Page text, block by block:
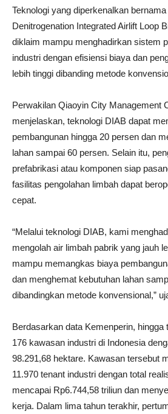
Teknologi yang diperkenalkan
Denitrogenation Integrated Airlift Loop
diklaim mampu menghadirkan sistem
industri dengan efisiensi biaya dan
lebih tinggi dibanding metode
Perwakilan Qiaoyin City Management
menjelaskan, teknologi DIAB dapat
pembangunan hingga 20 persen dan
lahan sampai 60 persen. Selain itu,
prefabrikasi atau komponen siap
fasilitas pengolahan limbah dapat
cepat.
“Melalui teknologi DIAB, kami
mengolah air limbah pabrik yang jauh
mampu memangkas biaya
dan menghemat kebutuhan lahan
dibandingkan metode konvensional,”
Berdasarkan data Kemenperin, hingga
176 kawasan industri di Indonesia
98.291,68 hektare. Kawasan tersebut
11.970 tenant industri dengan total
mencapai Rp6.744,58 triliun dan
kerja. Dalam lima tahun terakhir,